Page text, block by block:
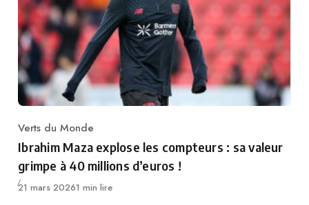
Category
Verts du Monde
Ibrahim Maza explose les compteurs : sa valeur
grimpe à 40 millions d’euros !
Publié
21 mars 20261 min lire